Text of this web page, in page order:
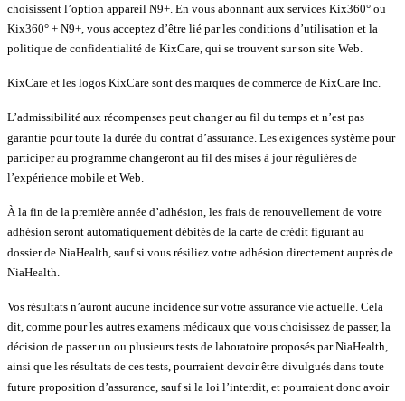
choisissent l’option appareil N9+. En vous abonnant aux services Kix360° ou
Kix360° + N9+, vous acceptez d’être lié par les conditions d’utilisation et la
politique de confidentialité de KixCare, qui se trouvent sur son site Web.
KixCare et les logos KixCare sont des marques de commerce de KixCare Inc.
L’admissibilité aux récompenses peut changer au fil du temps et n’est pas
garantie pour toute la durée du contrat d’assurance. Les exigences système pour
participer au programme changeront au fil des mises à jour régulières de
l’expérience mobile et Web.
À la fin de la première année d’adhésion, les frais de renouvellement de votre
adhésion seront automatiquement débités de la carte de crédit figurant au
dossier de NiaHealth, sauf si vous résiliez votre adhésion directement auprès de
NiaHealth.
Vos résultats n’auront aucune incidence sur votre assurance vie actuelle. Cela
dit, comme pour les autres examens médicaux que vous choisissez de passer, la
décision de passer un ou plusieurs tests de laboratoire proposés par NiaHealth,
ainsi que les résultats de ces tests, pourraient devoir être divulgués dans toute
future proposition d’assurance, sauf si la loi l’interdit, et pourraient donc avoir